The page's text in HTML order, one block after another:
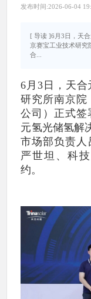
发布时间:2026-06-04
[ 导读 ]6月3日，天
京赛宝工业技术研究
合...
6月3日，天
研究所南京院
公司）正式签
元氢光储氢解
市场部负责人
严世坦、科
约。